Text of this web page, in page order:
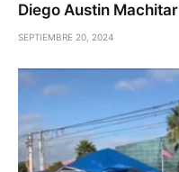
Diego Austin Machitar
SEPTIEMBRE 20, 2024